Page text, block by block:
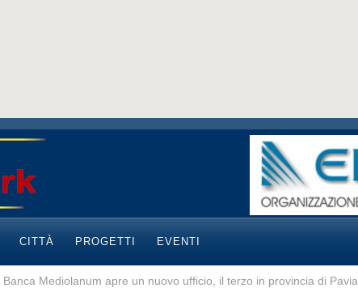
CITTÀ PROGETTI EVENTI
Banca Mediolanum apre un nuovo ufficio, il terzo in provincia di Pavia